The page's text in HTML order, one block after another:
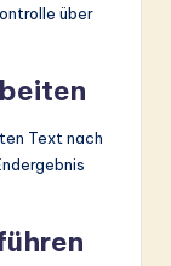
über
Text nach